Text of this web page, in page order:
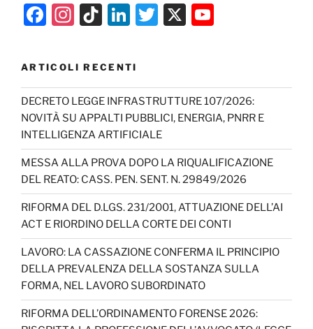
F
c
e
b
o
o
k
In
a
gr
a
m
Ti
T
o
k
Li
k
e
dI
n
T
er
X
T
u
b
e
C
h
a
n
n
ARTICOLI RECENTI
DECRETO LEGGE INFRASTRUTTURE 107/2026:
NOVITÀ SU APPALTI PUBBLICI, ENERGIA, PNRR E
INTELLIGENZA ARTIFICIALE
MESSA ALLA PROVA DOPO LA RIQUALIFICAZIONE
DEL REATO: CASS. PEN. SENT. N. 29849/2026
RIFORMA DEL D.LGS. 231/2001, ATTUAZIONE DELL’AI
ACT E RIORDINO DELLA CORTE DEI CONTI
LAVORO: LA CASSAZIONE CONFERMA IL PRINCIPIO
DELLA PREVALENZA DELLA SOSTANZA SULLA
FORMA, NEL LAVORO SUBORDINATO
RIFORMA DELL’ORDINAMENTO FORENSE 2026: